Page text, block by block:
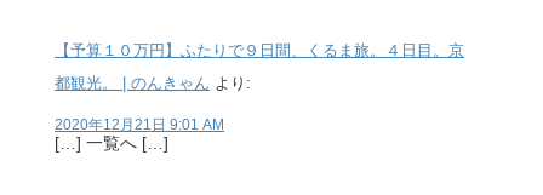
【予算１０万円】ふたりで９日間、くるま旅。４日目。京
都観光。 | のんきゃん より:
2020年12月21日 9:01 AM
[…] 一覧へ […]